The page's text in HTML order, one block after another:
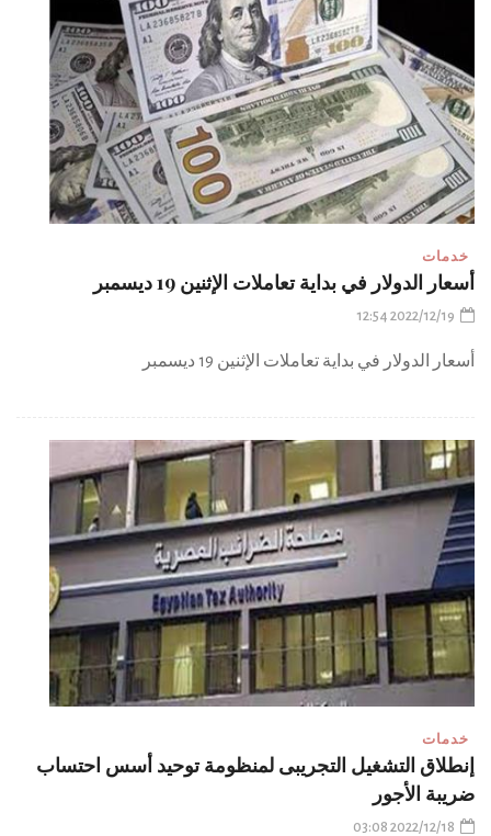
خدمات
أسعار الدولار في بداية تعاملات الإثنين 19 ديسمبر
2022/12/19 12:54
أسعار الدولار في بداية تعاملات الإثنين 19 ديسمبر
خدمات
إنطلاق التشغيل التجريبى لمنظومة توحيد أسس احتساب
ضريبة الأجور
2022/12/18 03:08